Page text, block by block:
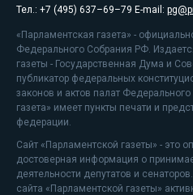
Тел.: +7 (495) 637–69–79 E-mail:
«Парламентская газета» -
Федерального Собрания РФ.
газеты - Государственная Дума и
публикатор федеральных
законов и актов палат
газета» имеет пункты печати и
федерации.
Сайт «Парламентской газеты» - это
достоверная информация о
деятельности депутатов и
сайта «Парламентской газеты»